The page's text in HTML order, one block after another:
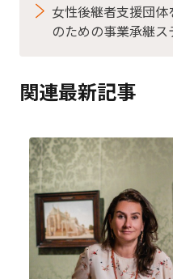
女性後継者支援団
のための事業承継
関連最新記事